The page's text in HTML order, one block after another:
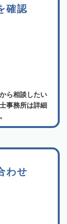
確認
ら相談したい
事務所は詳細
わせ